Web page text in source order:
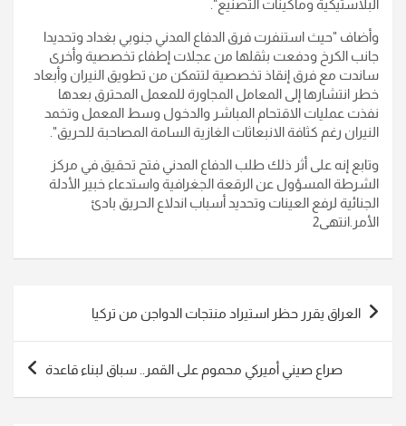
البلاستيكية وماكينات التصنيع".
وأضاف "حيث استنفرت فرق الدفاع المدني جنوبي بغداد وتحديدا
جانب الكرخ ودفعت بثقلها من عجلات إطفاء تخصصية وأخرى
ساندت مع فرق إنقاذ تخصصية لتتمكن من تطويق النيران وأبعاد
خطر انتشارها إلى المعامل المجاورة للمعمل المحترق بعدها
نفذت عمليات الاقتحام المباشر والدخول وسط المعمل وتخمد
النيران رغم كثافة الانبعاثات الغازية السامة المصاحبة للحريق".
وتابع إنه على أثر ذلك طلب الدفاع المدني فتح تحقيق في مركز
الشرطة المسؤول عن الرقعة الجغرافية واستدعاء خبير الأدلة
الجنائية لرفع العينات وتحديد أسباب اندلاع الحريق بادئ
الأمر.انتهى2
تصفّح
المقالات
العراق يقرر حظر استيراد منتجات الدواجن من تركيا
صراع صيني أميركي محموم على القمر.. سباق لبناء قاعدة